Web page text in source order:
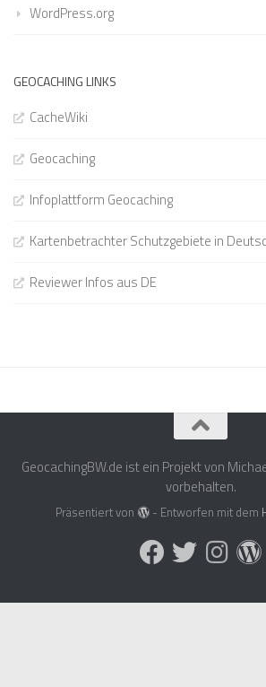
WordPress.org
GEOCACHING LINKS
CacheWiki
Geocaching
Infoplattform Geocaching
Kartenbetrachter Schutzgebiete in
Reviewer Infos aus DE
GeocachingBW.de ist ein Projekt von
vorbehalten.
Präsentiert von - Entworfen mit dem